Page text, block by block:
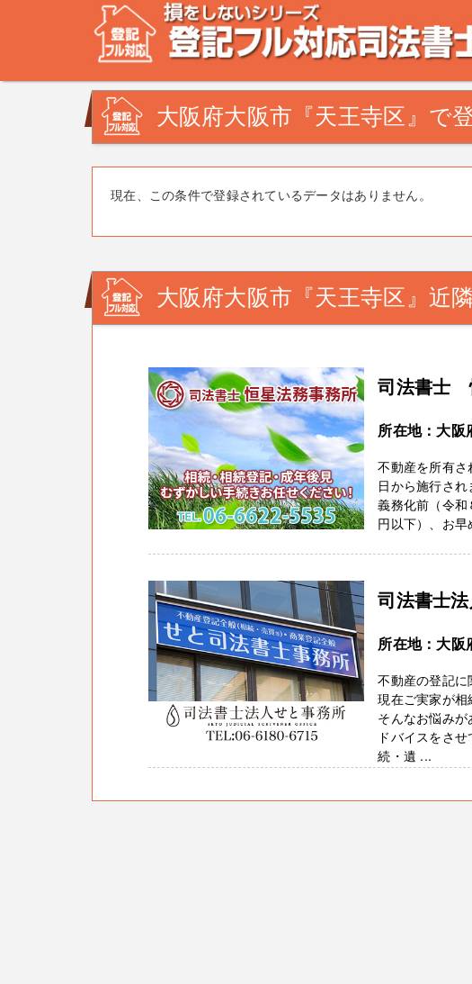
不動産登記の相談なら、登記フル対応司法書士ドットコム。田舎の空き
みを司法書士・土地家屋調査士が解決致します！
大阪府大阪市『天王寺区』で
現在、この条件で登録されているデータはありません。
大阪府大阪市『天王寺区』近
司法書士
所在地：大阪
不動産を所有
日から施行さ
義務化前（令
円以下）、お
司法書士
所在地：大
不動産の登記
現在ご実家が相
そんなお悩み
ドバイスをさ
続・遺 ...